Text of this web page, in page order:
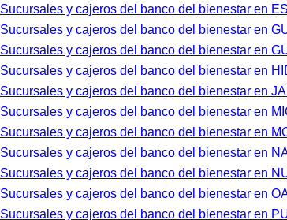
Sucursales y cajeros del banco del bienestar en
Sucursales y cajeros del banco del bienestar en
Sucursales y cajeros del banco del bienestar en
Sucursales y cajeros del banco del bienestar en
Sucursales y cajeros del banco del bienestar en
Sucursales y cajeros del banco del bienestar en
Sucursales y cajeros del banco del bienestar en
Sucursales y cajeros del banco del bienestar en
Sucursales y cajeros del banco del bienestar en
Sucursales y cajeros del banco del bienestar en
Sucursales y cajeros del banco del bienestar en